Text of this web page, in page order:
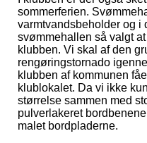
sommerferien.
varmtvandsbeholder og i
svømmehallen så valgt
klubben. Vi skal af den
rengøringstornado
klubben af kommunen
klublokalet. Da vi ikke
størrelse sammen med
pulverlakeret
malet bordpladerne.